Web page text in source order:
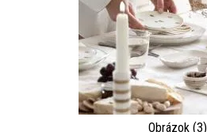
Obrázok (3)